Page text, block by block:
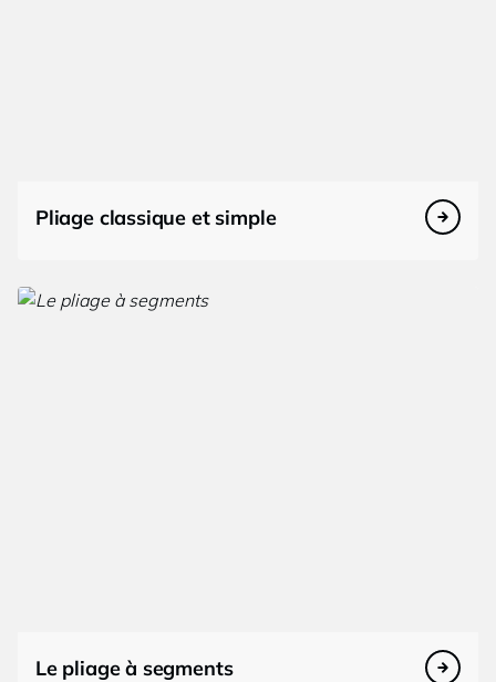
Pliage classique et simple
Le pliage à segments